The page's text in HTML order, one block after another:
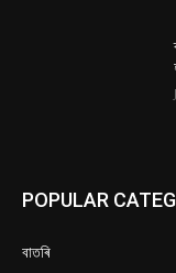
POPULAR
বাতৰি